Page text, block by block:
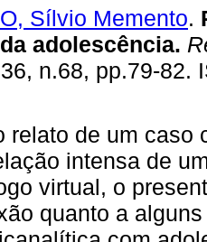
Sílvio Memento.
adolescência.
n.68, pp.79-82.
relato de um caso
intensa de
virtual, o
quanto a